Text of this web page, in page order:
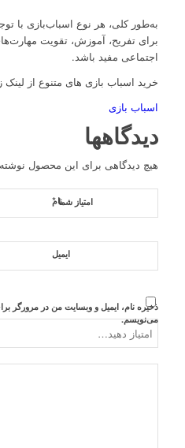
به‌طور کلی، هر نوع اسباب‌بازی با
برای تفریح، آموزش، تقویت
اجتماعی مفید باشد.
خرید اسباب بازی های متنوع از لینک
اسباب بازی
دیدگاهها
هیچ دیدگاهی برای این محصول
نام
ایمیل
ذخیره نام، ایمیل و وبسایت من در مرورگر
می‌نویسم.
امتیاز شما*